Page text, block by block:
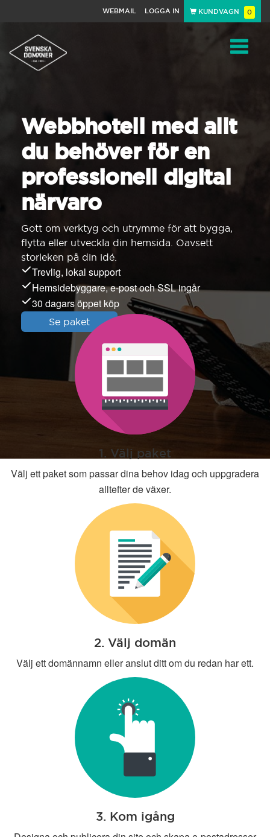
WEBMAIL LOGGA IN KUNDVAGN 0
Webbhotell med allt
du behöver för en
professionell digital
närvaro
Gott om verktyg och utrymme för att bygga,
flytta eller utveckla din hemsida. Oavsett
storleken på din idé.
Trevlig, lokal support
Hemsidebyggare, e-post och SSL ingår
30 dagars öppet köp
Se paket
1. Välj paket
Välj ett paket som passar dina behov idag och uppgradera
alltefter de växer.
2. Välj domän
Välj ett domännamn eller anslut ditt om du redan har ett.
3. Kom igång